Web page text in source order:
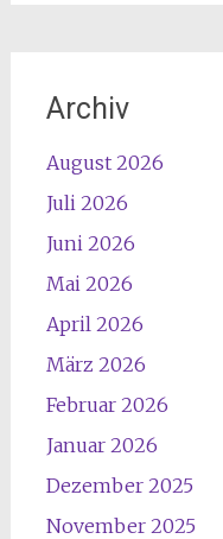
Archiv
August 2026
Juli 2026
Juni 2026
Mai 2026
April 2026
März 2026
Februar 2026
Januar 2026
Dezember 2025
November 2025